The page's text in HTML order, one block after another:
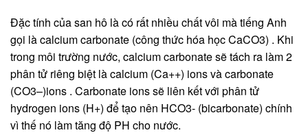
Đặc tính của san hô là có rất nhiều chất vôi mà tiếng Anh
gọi là calcium carbonate (công thức hóa học CaCO3) . Khi
trong môi trường nước, calcium carbonate sẽ tách ra làm 2
phân tử riêng biệt là calcium (Ca++) ions và carbonate
(CO3–)ions . Carbonate ions sẽ liên kết với phân tử
hydrogen ions (H+) để tạo nên HCO3- (bicarbonate) chính
vì thế nó làm tăng độ PH cho nước.